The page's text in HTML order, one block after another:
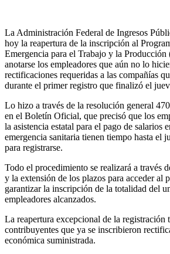
La Administración Federal de Ingresos
hoy la reapertura de la inscripción al
Emergencia para el Trabajo y la
anotarse los empleadores que aún no lo
rectificaciones requeridas a las compañías
durante el primer registro que finalizó el
Lo hizo a través de la resolución general
en el Boletín Oficial, que precisó que los
la asistencia estatal para el pago de salarios
emergencia sanitaria tienen tiempo hasta el
para registrarse.
Todo el procedimiento se realizará a través
y la extensión de los plazos para acceder al
garantizar la inscripción de la totalidad del
empleadores alcanzados.
La reapertura excepcional de la registración
contribuyentes que ya se inscribieron
económica suministrada.